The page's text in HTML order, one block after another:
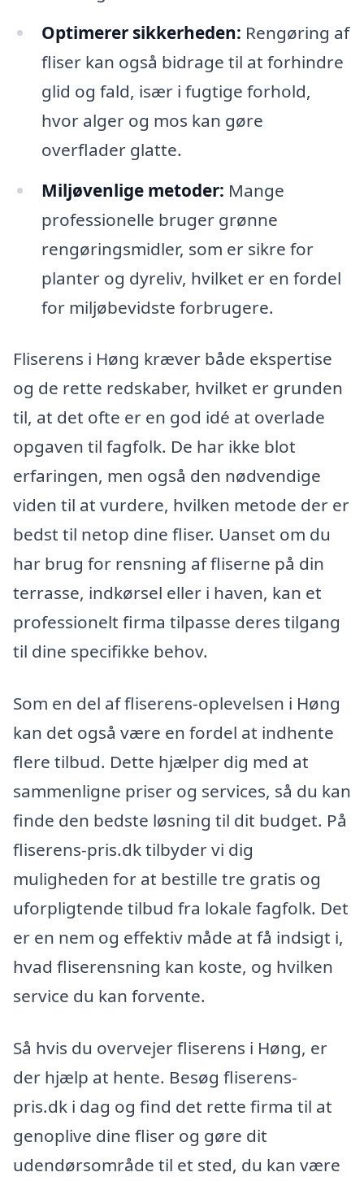
Optimerer sikkerheden: Rengøring af
fliser kan også bidrage til at forhindre
glid og fald, især i fugtige forhold,
hvor alger og mos kan gøre
overflader glatte.
Miljøvenlige metoder: Mange
professionelle bruger grønne
rengøringsmidler, som er sikre for
planter og dyreliv, hvilket er en fordel
for miljøbevidste forbrugere.
Fliserens i Høng kræver både ekspertise
og de rette redskaber, hvilket er grunden
til, at det ofte er en god idé at overlade
opgaven til fagfolk. De har ikke blot
erfaringen, men også den nødvendige
viden til at vurdere, hvilken metode der er
bedst til netop dine fliser. Uanset om du
har brug for rensning af fliserne på din
terrasse, indkørsel eller i haven, kan et
professionelt firma tilpasse deres tilgang
til dine specifikke behov.
Som en del af fliserens-oplevelsen i Høng
kan det også være en fordel at indhente
flere tilbud. Dette hjælper dig med at
sammenligne priser og services, så du kan
finde den bedste løsning til dit budget. På
fliserens-pris.dk tilbyder vi dig
muligheden for at bestille tre gratis og
uforpligtende tilbud fra lokale fagfolk. Det
er en nem og effektiv måde at få indsigt i,
hvad fliserensning kan koste, og hvilken
service du kan forvente.
Så hvis du overvejer fliserens i Høng, er
der hjælp at hente. Besøg fliserens-
pris.dk i dag og find det rette firma til at
genoplive dine fliser og gøre dit
udendørsområde til et sted, du kan være